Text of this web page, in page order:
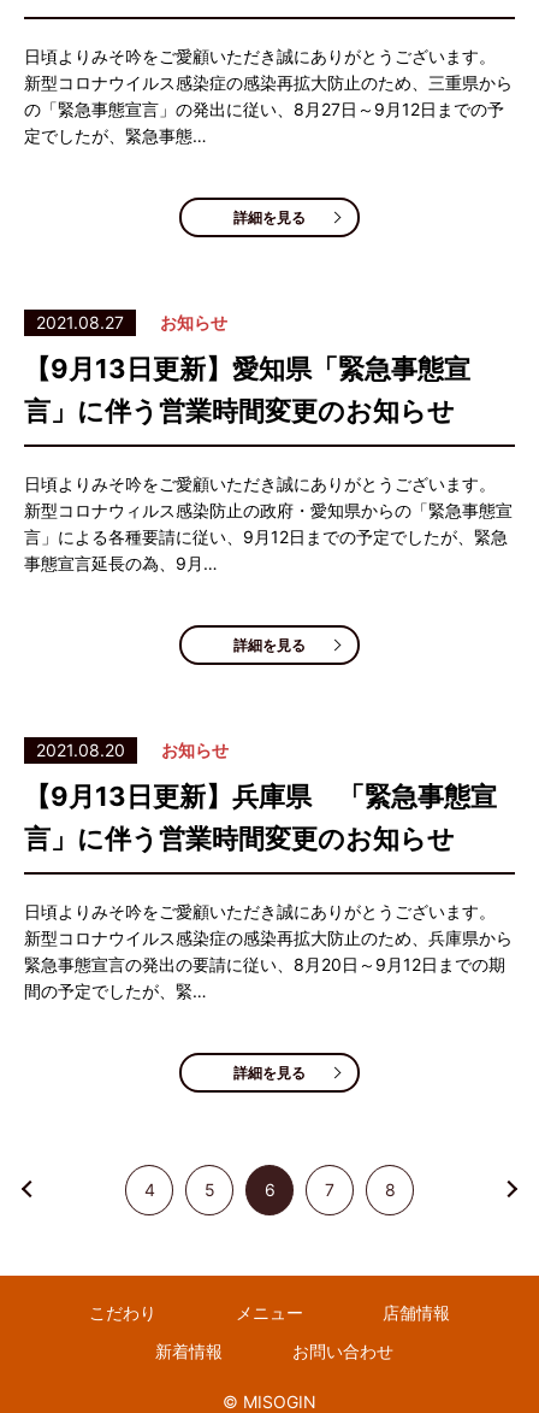
日頃よりみそ吟をご愛顧いただき誠にありがとうございます。
新型コロナウイルス感染症の感染再拡大防止のため、三重県から
の「緊急事態宣言」の発出に従い、8月27日～9月12日までの予
定でしたが、緊急事態…
詳細を見る
2021.08.27 お知らせ
【9月13日更新】愛知県「緊急事態宣
言」に伴う営業時間変更のお知らせ
日頃よりみそ吟をご愛顧いただき誠にありがとうございます。
新型コロナウィルス感染防止の政府・愛知県からの「緊急事態宣
言」による各種要請に従い、9月12日までの予定でしたが、緊急
事態宣言延長の為、9月…
詳細を見る
2021.08.20 お知らせ
【9月13日更新】兵庫県 「緊急事態宣
言」に伴う営業時間変更のお知らせ
日頃よりみそ吟をご愛顧いただき誠にありがとうございます。
新型コロナウイルス感染症の感染再拡大防止のため、兵庫県から
緊急事態宣言の発出の要請に従い、8月20日～9月12日までの期
間の予定でしたが、緊…
詳細を見る
4 5 6 7 8
こだわり メニュー
店舗情報
新着情報
お問い合わせ
© MISOGIN